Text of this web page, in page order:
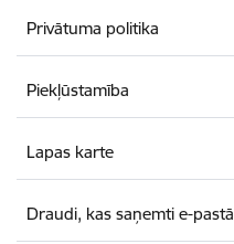
Privātuma politika
Piekļūstamība
Lapas karte
Draudi, kas saņemti e-pastā